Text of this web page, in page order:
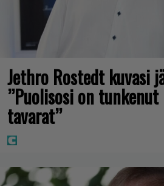
Jethro Rostedt kuvasi
”Puolisosi on
tavarat”